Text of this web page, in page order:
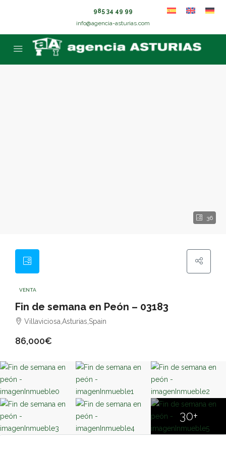
985 34 49 99
info@agencia-asturias.com
36
VENTA
Fin de semana en Peón – 03183
Villaviciosa,Asturias,Spain
86,000€
30+